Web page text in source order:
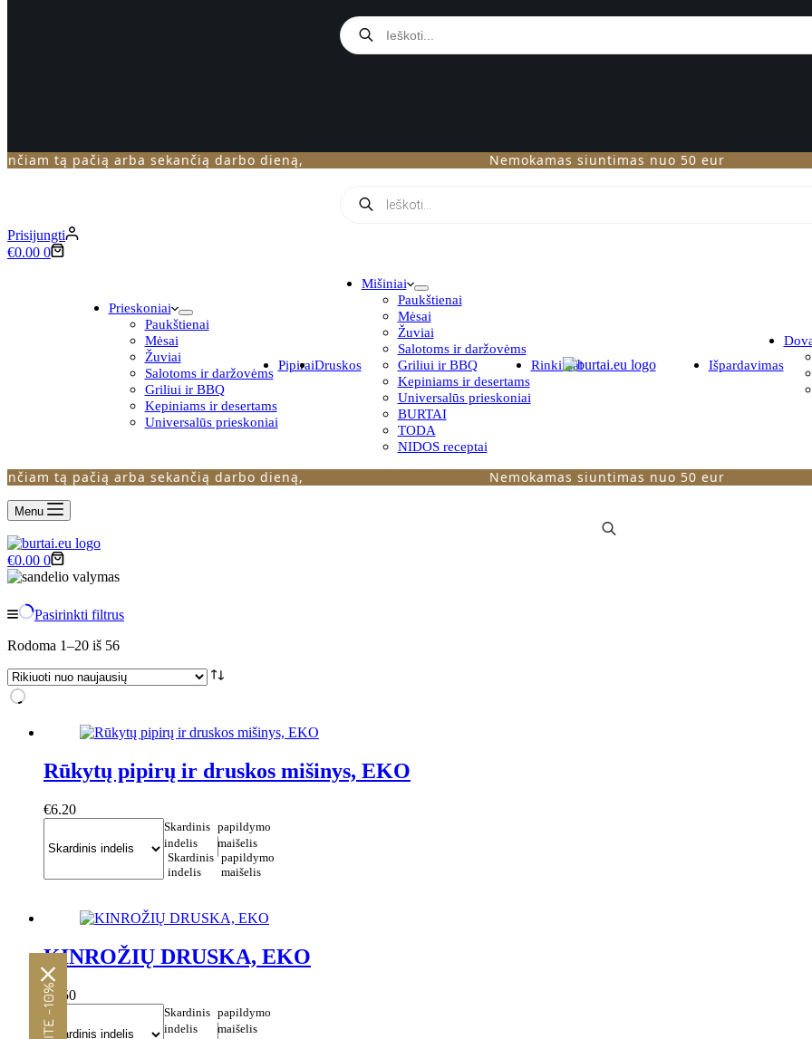
Products
search
tą pačią arba sekančią darbo dieną, Nemokamas siuntimas nuo 50 eur
search
Prisijungti
Krepšelis
€0.00 0
Prieskoniai
Paukštienai
Mėsai
Žuviai
Salotoms ir daržovėms
Griliui ir BBQ
Kepiniams ir desertams
Universalūs prieskoniai
PipiraiDruskos
Mišiniai
Paukštienai
Mėsai
Žuviai
Salotoms ir daržovėms
Griliui ir BBQ
Kepiniams ir desertams
Universalūs prieskoniai
BURTAI
TODA
NIDOS receptai
Rinkiniai Išpardavimas
tą pačią arba sekančią darbo dieną, Nemokamas siuntimas nuo 50 eur
Menu
Krepšelis
€0.00 0
Pasirinkti filtrus
Rodoma 1–20 iš 56Rūšiuojama
naujausią
Rūkytų pipirų ir druskos mišinys, EKO
€6.20
Skardinis
indelis
Skardinis
indelis
papildymo
maišelis
papildymo
maišelis
has
variants.
The
may
chosen
KINROŽIŲ DRUSKA, EKO
€6.50
Skardinis
indelis
papildymo
maišelis